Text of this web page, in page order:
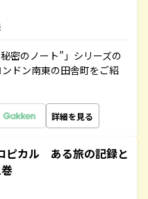
密のノート”」シリーズの
ドン南東の田舎町をご紹
詳細を見る
ピカル ある旅の記録と